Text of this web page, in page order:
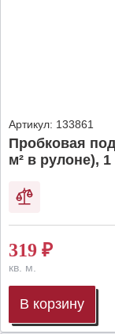
Артикул: 133861
Пробковая
м² в рулоне), 1
319 ₽
кв. м.
В корзину